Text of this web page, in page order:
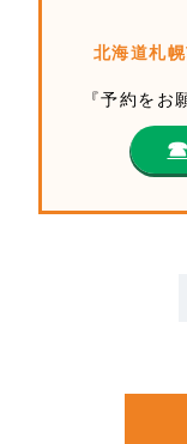
北海道札
『予約をお